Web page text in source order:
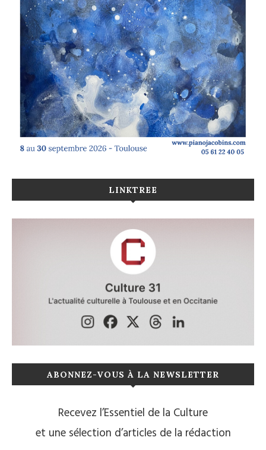
LINKTREE
ABONNEZ-VOUS À LA NEWSLETTER
Recevez l’Essentiel de la Culture
et une sélection d’articles de la rédaction